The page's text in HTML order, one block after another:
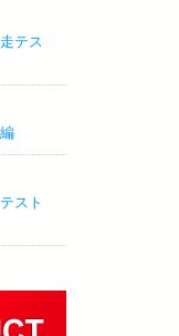
テス
スト